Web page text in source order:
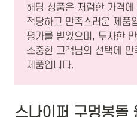
해당 상품은 저렴한 가격
적당하고 만족스러운 제품
평가를 받았으며, 투자한
소중한 고객님의 선택에
제품입니다.
스나이퍼 구멍봉돌